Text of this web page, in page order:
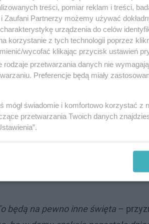
–Dlatego tak ważne jest
prezenty i wizyta mikołaja są
domu pozwala zmienić
Chcemy, żeby poczuli choć
Onkologii i Transplantologii
będą na pewno inne święta –
treści, pomiar reklam i treści,
Zaufani Partnerzy możemy używać
urządzenia do celów
korzystanie z tych technologii poprzez
wycofać klikając przycisk ustawień
rodzaje przetwarzania danych nie
Preferencje będą miały
mógł świadomie i komfortowo korzystać z
przetwarzania Twoich danych